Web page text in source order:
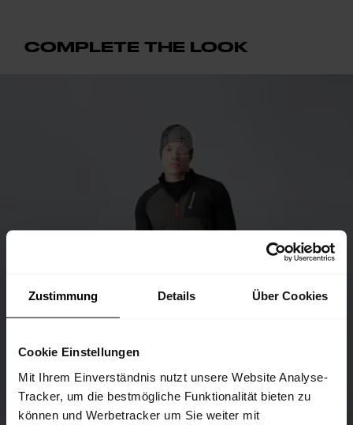
Zustimmung Details Über Cookies
Cookie Einstellungen
Mit Ihrem Einverständnis nutzt unsere Website Analyse-
Tracker, um die bestmögliche Funktionalität bieten zu
können und Werbetracker um Sie weiter mit
COMPLETE THE LOOK